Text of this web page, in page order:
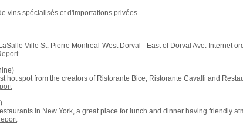
vins spécialisés et d'importations privées
Ville St. Pierre Montreal-West Dorval - East of Dorval Ave. Internet
hot spot from the creators of Ristorante Bice, Ristorante Cavalli and
in New York, a great place for lunch and dinner having friendly